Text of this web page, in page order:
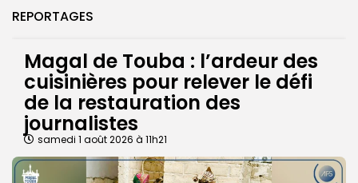
REPORTAGES
Magal de Touba : l’ardeur des
cuisinières pour relever le défi
de la restauration des
journalistes
samedi 1 août 2026 à 11h21